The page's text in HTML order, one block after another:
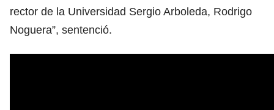
rector de la Universidad Sergio Arboleda, Rodrigo
Noguera”, sentenció.